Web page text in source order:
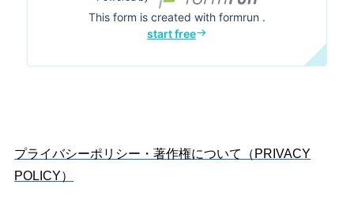
プライバシーポリシー・著作権について（PRIVACY
POLICY）